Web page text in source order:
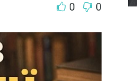
0 0